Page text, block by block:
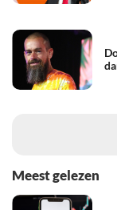
Meest gelezen